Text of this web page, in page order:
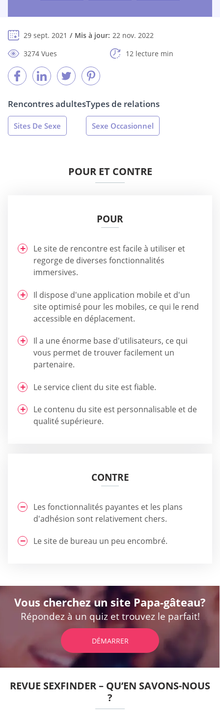
29 sept. 2021 Mis à jour: 22 nov. 2022
3274 Vues
12 lecture min
Rencontres adultes
Sites De Sexe
Types de relations
Sexe Occasionnel
POUR ET CONTRE
POUR
Le site de rencontre est facile à utiliser et
regorge de diverses fonctionnalités
immersives.
Il dispose d'une application mobile et d'un
site optimisé pour les mobiles, ce qui le rend
accessible en déplacement.
Il a une énorme base d'utilisateurs, ce qui
vous permet de trouver facilement un
partenaire.
Le service client du site est fiable.
Le contenu du site est personnalisable et de
qualité supérieure.
CONTRE
Les fonctionnalités payantes et les plans
d'adhésion sont relativement chers.
Le site de bureau un peu encombré.
Vous cherchez un site Papa-gâteau?
Répondez à un quiz et trouvez le parfait!
DÉMARRER
REVUE SEXFINDER – QU’EN SAVONS-NOUS
?